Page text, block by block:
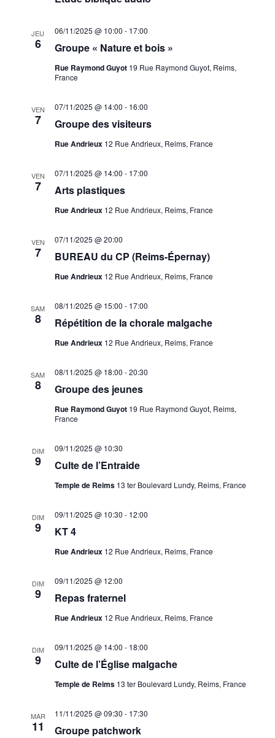
JEU
6 Groupe « Nature et bois »
06/11/2025 @ 10:00 - 17:00
Rue Raymond Guyot 19 Rue Raymond Guyot, Reims,
France
VEN
7 Groupe des visiteurs
07/11/2025 @ 14:00 - 16:00
Rue Andrieux 12 Rue Andrieux, Reims, France
VEN
7 Arts plastiques
07/11/2025 @ 14:00 - 17:00
Rue Andrieux 12 Rue Andrieux, Reims, France
VEN
7 BUREAU du CP (Reims-Épernay)
07/11/2025 @ 20:00
Rue Andrieux 12 Rue Andrieux, Reims, France
SAM
8 Répétition de la chorale malgache
08/11/2025 @ 15:00 - 17:00
Rue Andrieux 12 Rue Andrieux, Reims, France
SAM
8 Groupe des jeunes
08/11/2025 @ 18:00 -20:30
Rue Raymond Guyot 19 Rue Raymond Guyot, Reims,
France
DIM
9 Culte de l’Entraide
09/11/2025 @ 10:30
Temple de Reims 13 ter Boulevard Lundy, Reims, France
DIM
9 KT 4
09/11/2025 @ 10:30 - 12:00
Rue Andrieux 12 Rue Andrieux, Reims, France
DIM
9 Repas fraternel
09/11/2025 @ 12:00
Rue Andrieux 12 Rue Andrieux, Reims, France
DIM
9 Culte de l’Église malgache
09/11/2025 @ 14:00 - 18:00
Temple de Reims 13 ter Boulevard Lundy, Reims, France
MAR
11 Groupe patchwork
11/11/2025 @ 09:30 - 17:30